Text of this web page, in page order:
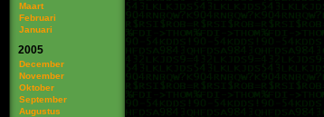
Maart
Februari
Januari
2005
December
November
Oktober
September
Augustus